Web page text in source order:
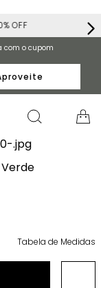
OFF
com o cupom
Tabela de Medidas